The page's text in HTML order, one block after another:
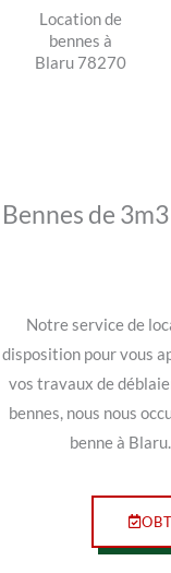
Location de
bennes à
Blaru 78270
Bennes de
Notre service de
disposition pour vous
vos travaux de
bennes, nous nous
benne à